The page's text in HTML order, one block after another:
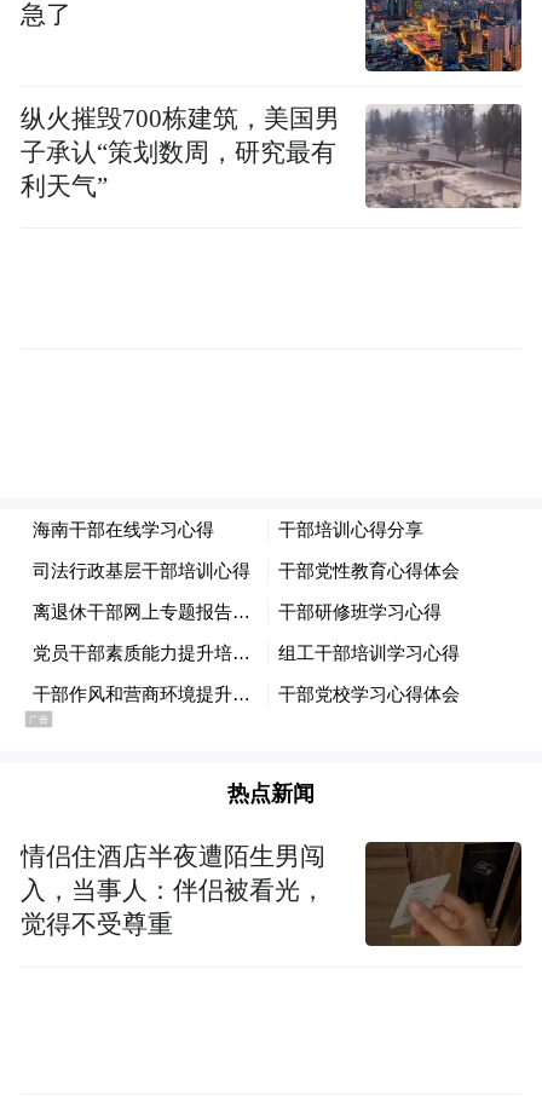
急了
纵火摧毁700栋建筑，美国男
子承认“策划数周，研究最有
利天气”
热点新闻
情侣住酒店半夜遭陌生男闯
入，当事人：伴侣被看光，
觉得不受尊重